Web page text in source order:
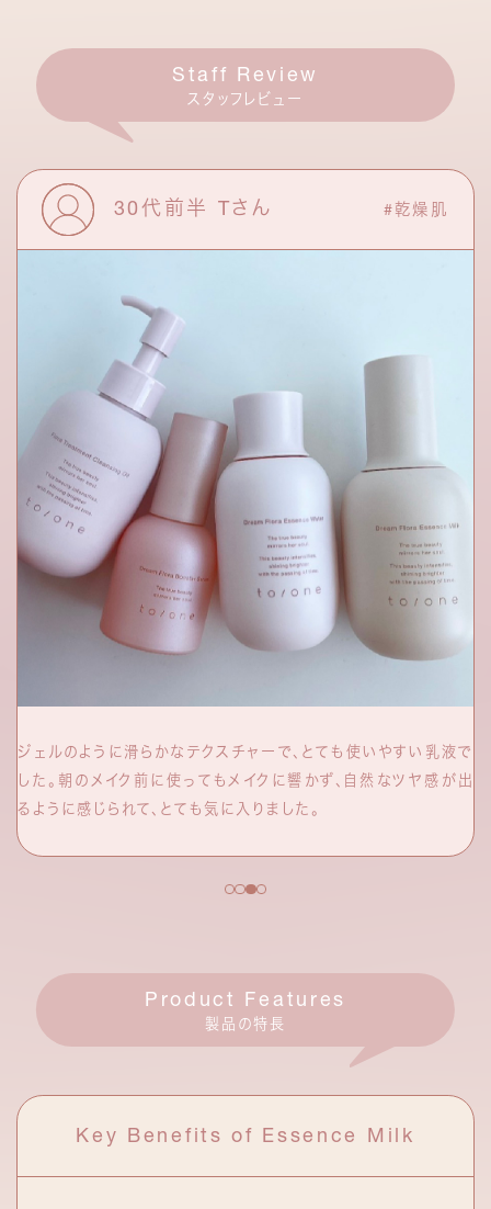
Staff Review
スタッフレビュー
30代前半 Tさん #乾燥肌
ジェルのように滑らかなテクスチャーで、とても使いやすい乳液で
した。朝のメイク前に使ってもメイクに響かず、自然なツヤ感が出
るように感じられて、とても気に入りました。
Product Features
製品の特長
Key Benefits of Essence Milk